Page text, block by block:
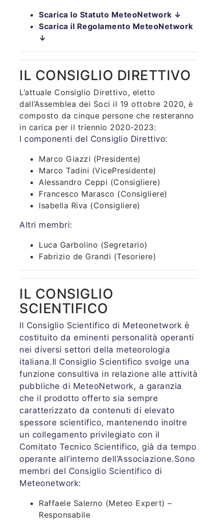
Scarica lo Statuto MeteoNetwork ↓
Scarica il Regolamento MeteoNetwork
↓
IL CONSIGLIO DIRETTIVO
L’attuale Consiglio Direttivo, eletto
dall’Assemblea dei Soci il 19 ottobre 2020, è
composto da cinque persone che resteranno
in carica per il triennio 2020-2023:
I componenti del Consiglio Direttivo:
Marco Giazzi (Presidente)
Marco Tadini (VicePresidente)
Alessandro Ceppi (Consigliere)
Francesco Marasco (Consigliere)
Isabella Riva (Consigliere)
Altri membri:
Luca Garbolino (Segretario)
Fabrizio de Grandi (Tesoriere)
IL CONSIGLIO
SCIENTIFICO
Il Consiglio Scientifico di Meteonetwork è
costituito da eminenti personalità operanti
nei diversi settori della meteorologia
italiana.Il Consiglio Scientifico svolge una
funzione consultiva in relazione alle attività
pubbliche di MeteoNetwork, a garanzia
che il prodotto offerto sia sempre
caratterizzato da contenuti di elevato
spessore scientifico, mantenendo inoltre
un collegamento privilegiato con il
Comitato Tecnico Scientifico, già da tempo
operante all’interno dell’Associazione.Sono
membri del Consiglio Scientifico di
Meteonetwork:
Raffaele Salerno (Meteo Expert) –
Responsabile